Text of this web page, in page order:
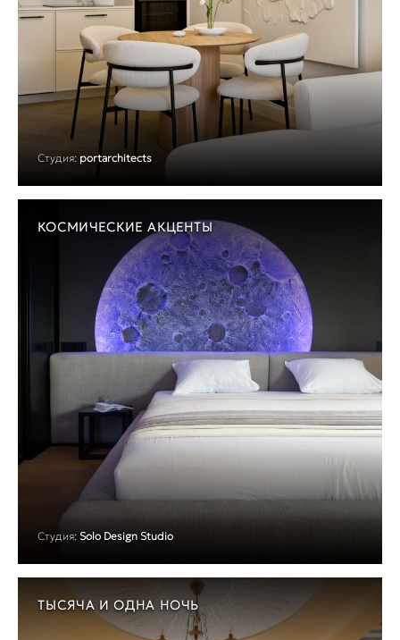
Студия: portarchitects
КОСМИЧЕСКИЕ АКЦЕНТЫ
Студия: Solo Design Studio
ТЫСЯЧА И ОДНА НОЧЬ